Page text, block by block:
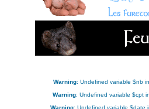
Warning: Undefined variable $nb in
Warning: Undefined variable $cpt in
Warning: Undefined variable $date